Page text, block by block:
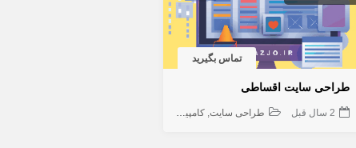
تماس بگیرید
طراحی سایت اقساطی
2 سال قبل طراحی سایت کامپیوتر و شبکه